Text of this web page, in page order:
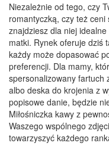
Niezależnie od tego, czy
romantyczką, czy też
znajdziesz dla niej
matki. Rynek oferuje dziś
każdy może dopasować
preferencji. Dla mamy,
spersonalizowany fartuch
albo deska do krojenia z
popisowe danie, będzie
Miłośniczka kawy z
Waszego wspólnego
towarzyszyć każdego